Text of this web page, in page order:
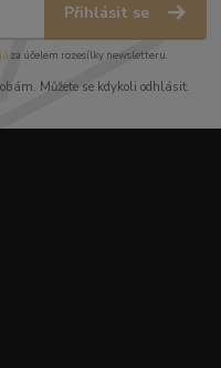
Přihlásit se
za účelem rozesílky newsletteru.
Můžete se kdykoli odhlásit.